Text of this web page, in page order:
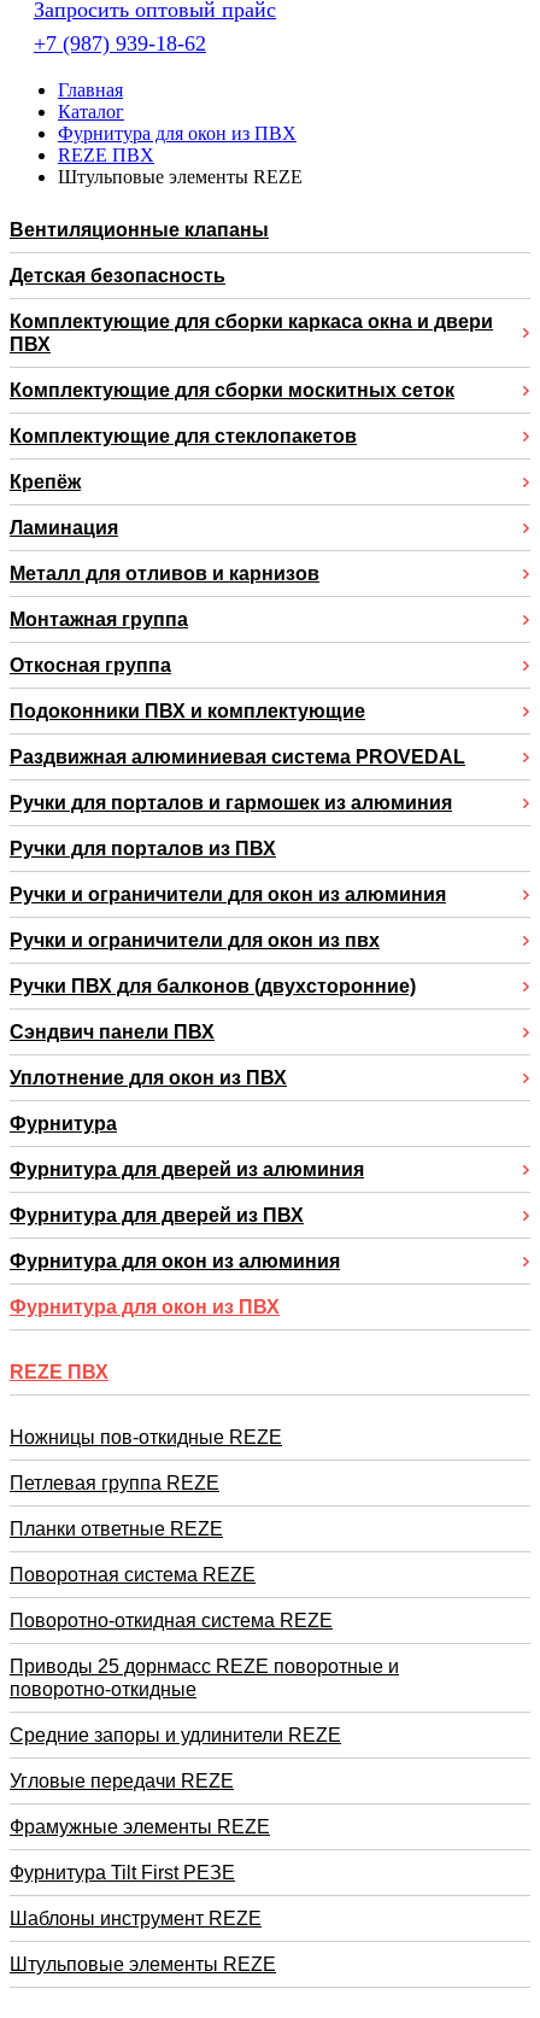
Запросить оптовый прайс
+7 (987) 939-18-62
Главная
Каталог
Фурнитура для окон из ПВХ
REZE ПВХ
Штульповые элементы REZE
Вентиляционные клапаны
Детская безопасность
Комплектующие для сборки каркаса окна и двери
ПВХ
Комплектующие для сборки москитных сеток
Комплектующие для стеклопакетов
Крепёж
Ламинация
Металл для отливов и карнизов
Монтажная группа
Откосная группа
Подоконники ПВХ и комплектующие
Раздвижная алюминиевая система PROVEDAL
Ручки для порталов и гармошек из алюминия
Ручки для порталов из ПВХ
Ручки и ограничители для окон из алюминия
Ручки и ограничители для окон из пвх
Ручки ПВХ для балконов (двухсторонние)
Сэндвич панели ПВХ
Уплотнение для окон из ПВХ
Фурнитура
Фурнитура для дверей из алюминия
Фурнитура для дверей из ПВХ
Фурнитура для окон из алюминия
Фурнитура для окон из ПВХ
REZE ПВХ
Ножницы пов-откидные REZE
Петлевая группа REZE
Планки ответные REZE
Поворотная система REZE
Поворотно-откидная система REZE
Приводы 25 дорнмасс REZE поворотные и
поворотно-откидные
Средние запоры и удлинители REZE
Угловые передачи REZE
Фрамужные элементы REZE
Фурнитура Tilt First РЕЗЕ
Шаблоны инструмент REZE
Штульповые элементы REZE